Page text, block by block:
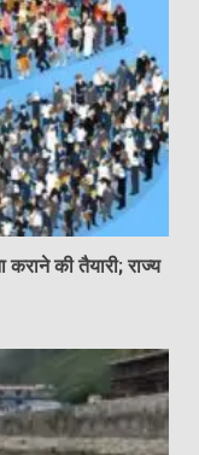
की तैयारी; राज्य